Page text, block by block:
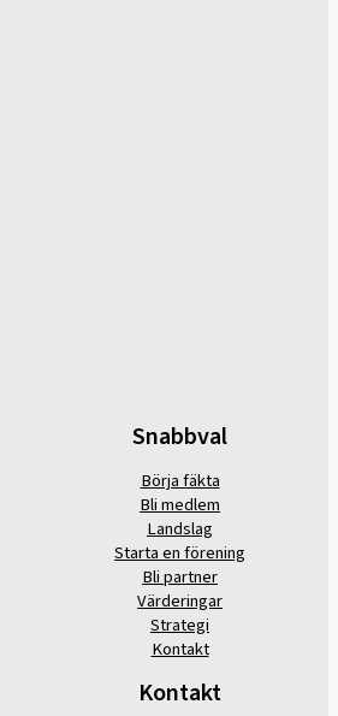
Snabbval
Börja fäkta
Bli medlem
Landslag
Starta en förening
Bli partner
Värderingar
Strategi
Kontakt
Kontakt